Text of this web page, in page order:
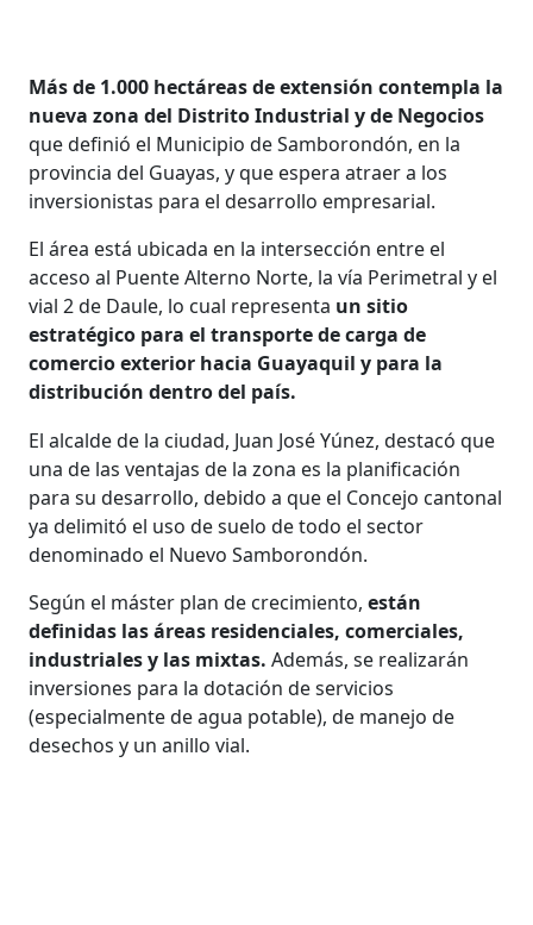
Más de 1.000 hectáreas de extensión contempla la
nueva zona del Distrito Industrial y de Negocios
que definió el Municipio de Samborondón, en la
provincia del Guayas, y que espera atraer a los
inversionistas para el desarrollo empresarial.
El área está ubicada en la intersección entre el
acceso al Puente Alterno Norte, la vía Perimetral y el
vial 2 de Daule, lo cual representa un sitio
estratégico para el transporte de carga de
comercio exterior hacia Guayaquil y para la
distribución dentro del país.
El alcalde de la ciudad, Juan José Yúnez, destacó que
una de las ventajas de la zona es la planificación
para su desarrollo, debido a que el Concejo cantonal
ya delimitó el uso de suelo de todo el sector
denominado el Nuevo Samborondón.
Según el máster plan de crecimiento,están
definidas las áreas residenciales, comerciales,
industriales y las mixtas. Además, se realizarán
inversiones para la dotación de servicios
(especialmente de agua potable), de manejo de
desechos y un anillo vial.